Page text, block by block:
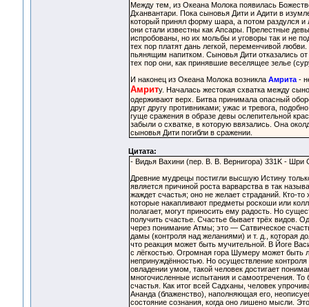
Между тем, из Океана Молока появилась
Дханвантари. Пока сыновья Дити и Адити в
который принял форму шара, а потом раздулся и
они стали известны как Апсары. Прелестные
испробованы, но их мольбы и уговоры так и не
тех пор платят дань легкой, переменчивой
пьянящим напитком. Сыновья Дити отказались
тех пор они, как принявшие веселящее зелье
И наконец из Океана Молока возникла Амрита-
Амриту. Началась жестокая схватка между
одерживают верх. Битва принимала опасный
друг другу противниками; ужас и тревога,
гуще сражения в образе девы ослепительной
забыли о схватке, в которую ввязались. Она
сыновья Дити погибли в сражении.
Цитата:
- Видья Вахини (пер. В. В. Вернигора) 331K - Шри
Древние мудрецы постигли высшую Истину
является причиной роста варварства в так
жаждет счастья; оно не желает страданий. Кто-то
которые накапливают предметы роскоши или
полагает, могут приносить ему радость. Но
получить счастье. Счастье бывает трёх видов.
через понимание Атмы; это — Сатвическое
дамы (контроля над желаниями) и т. д., которая
что реакция может быть мучительной. В Йоге
с лёгкостью. Огромная гора Шумеру может быть
непринуждённостью. Но осуществление
овладении умом, такой человек достигает
многочисленные испытания и самоотречения. То
счастья. Как итог всей Садханы, человек
Ананда (блаженство), наполняющая его,
состояние сознания, когда оно лишено мысли.